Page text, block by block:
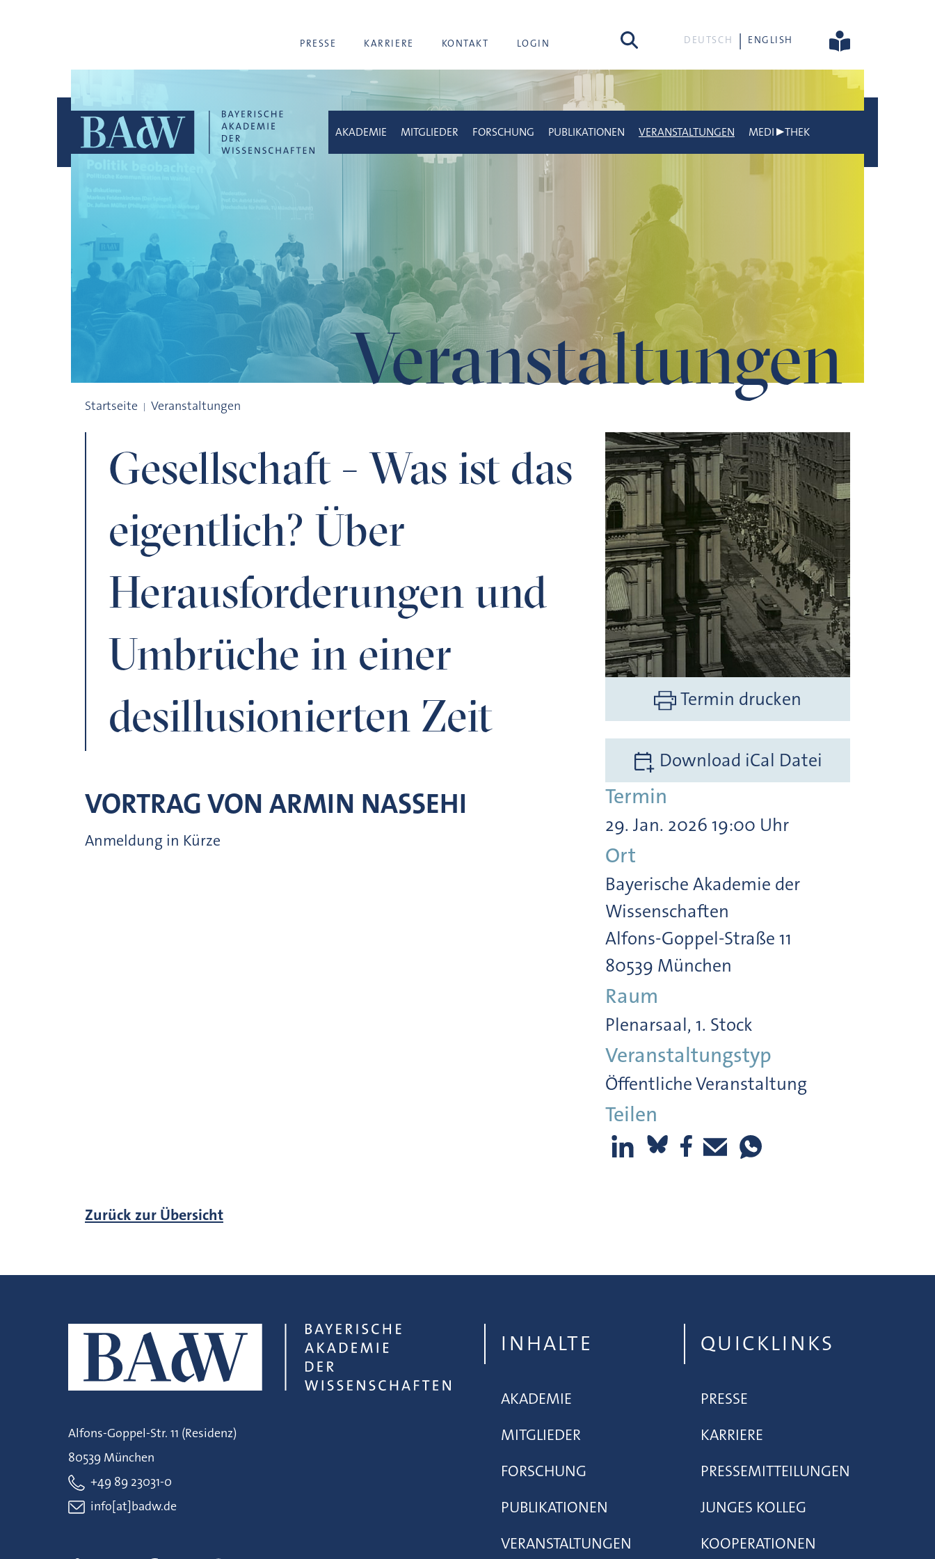
PRESSE KARRIERE KONTAKT LOGIN Suche DEUTSCH ENGLISH
Veranstaltungen
AKADEMIE MITGLIEDER FORSCHUNG PUBLIKATIONEN VERANSTALTUNGEN MEDI▶THEK
Startseite Veranstaltungen
Gesellschaft - Was ist das
eigentlich? Über
Herausforderungen und
Umbrüche in einer
desillusionierten Zeit
VORTRAG VON ARMIN NASSEHI
Anmeldung in Kürze
Termin drucken
Download iCal Datei
Termin
29. Jan. 2026 19:00 Uhr
Ort
Bayerische Akademie der
Wissenschaften
Alfons-Goppel-Straße 11
80539 München
Raum
Plenarsaal, 1. Stock
Veranstaltungstyp
Öffentliche Veranstaltung
Teilen
Zurück zur Übersicht
Alfons-Goppel-Str. 11 (Residenz)
80539 München
+49 89 23031-0
info[at]badw.de
INHALTE
AKADEMIE
MITGLIEDER
FORSCHUNG
PUBLIKATIONEN
VERANSTALTUNGEN
QUICKLINKS
PRESSE
KARRIERE
PRESSEMITTEILUNGEN
JUNGES KOLLEG
KOOPERATIONEN